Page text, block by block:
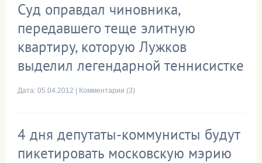
Суд оправдал чиновника,
передавшего теще элитную
квартиру, которую Лужков
выделил легендарной теннисистке
Дата: 05.04.2012 Комментарии (3)
4 дня депутаты-коммунисты будут
пикетировать московскую мэрию